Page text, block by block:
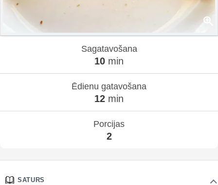
Sagatavošana
10 min
Ēdienu gatavošana
12 min
Porcijas
2
SATURS